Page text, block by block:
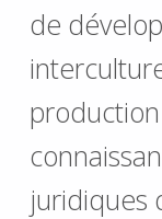
de
juridiques